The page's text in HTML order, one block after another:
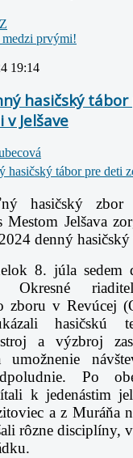
medzi prvými!
19:14
hasičský
Jelšave
hasičský zbor
Mestom Jelšava
denný hasičský
8. júla sedem
zboru v Revúcej
hasičskú
a výzbroj
umožnenie
Po
k jedenástim
a z Muráňa
rôzne disciplíny,